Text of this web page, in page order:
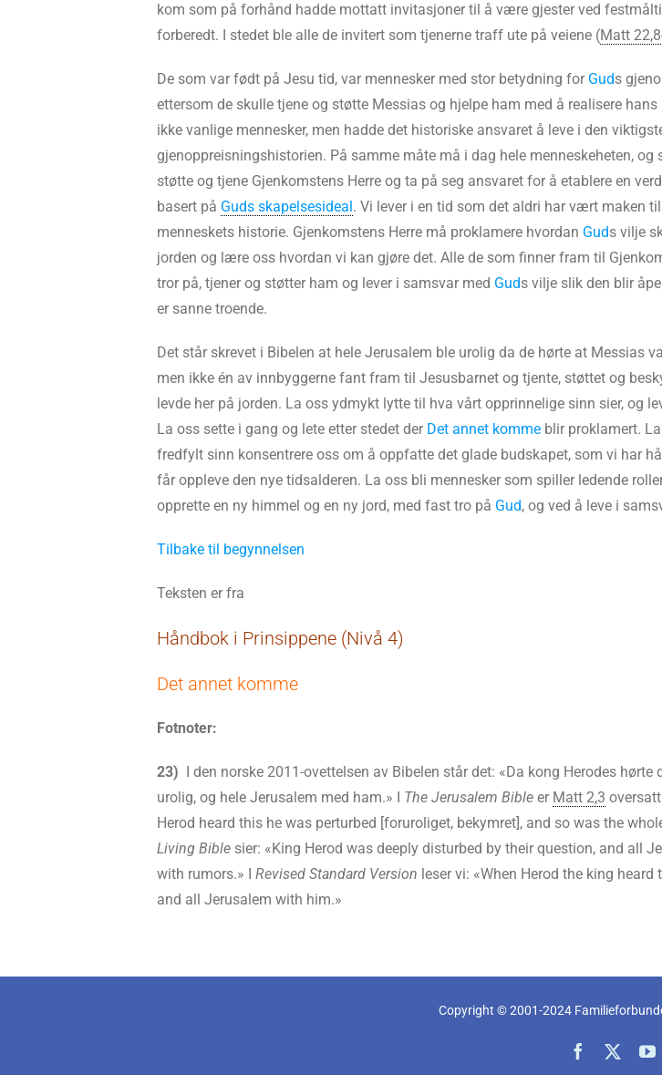
kom som på forhånd hadde mottatt invitasjoner til å være gjester ved
forberedt. I stedet ble alle de invitert som tjenerne traff ute på veiene (Matt
De som var født på Jesu tid, var mennesker med stor betydning for Guds
ettersom de skulle tjene og støtte Messias og hjelpe ham med å realisere
ikke vanlige mennesker, men hadde det historiske ansvaret å leve i den
gjenoppreisningshistorien. På samme måte må i dag hele menneskeheten, og
støtte og tjene Gjenkomstens Herre og ta på seg ansvaret for å etablere en
basert på Guds skapelsesideal . Vi lever i en tid som det aldri har vært maken
menneskets historie. Gjenkomstens Herre må proklamere hvordan Guds vilje
jorden og lære oss hvordan vi kan gjøre det. Alle de som finner fram til
tror på, tjener og støtter ham og lever i samsvar med Guds vilje slik den blir
er sanne troende.
Det står skrevet i Bibelen at hele Jerusalem ble urolig da de hørte at Messias
men ikke én av innbyggerne fant fram til Jesusbarnet og tjente, støttet og
levde her på jorden. La oss ydmykt lytte til hva vårt opprinnelige sinn sier, og
La oss sette i gang og lete etter stedet der Det annet komme blir proklamert.
fredfylt sinn konsentrere oss om å oppfatte det glade budskapet, som vi har
får oppleve den nye tidsalderen. La oss bli mennesker som spiller ledende
opprette en ny himmel og en ny jord, med fast tro på Gud, og ved å leve i
Tilbake til begynnelsen
Teksten er fra
Håndbok i Prinsippene (Nivå 4)
Det annet komme
Fotnoter:
23) I den norske 2011-ovettelsen av Bibelen står det: «Da kong Herodes
urolig, og hele Jerusalem med ham.» I The Jerusalem Bible er Matt 2,3
Herod heard this he was perturbed [foruroliget, bekymret], and so was the
Living Bible sier: «King Herod was deeply disturbed by their question, and all
with rumors.» I Revised Standard Version leser vi: «When Herod the king
and all Jerusalem with him.»
Copyright © 2001-2024
Facebook